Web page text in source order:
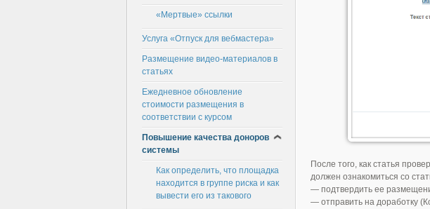
После того, как статья
должен ознакомиться со
— подтвердить ее
— отправить на доработку
«Мертвые» ссылки
Услуга «Отпуск для вебмастера»
Размещение видео-материалов в
статьях
Ежедневное обновление
стоимости размещения в
соответствии с курсом
Повышение качества доноров
системы
Как определить, что площадка
находится в группе риска и как
вывести его из такового